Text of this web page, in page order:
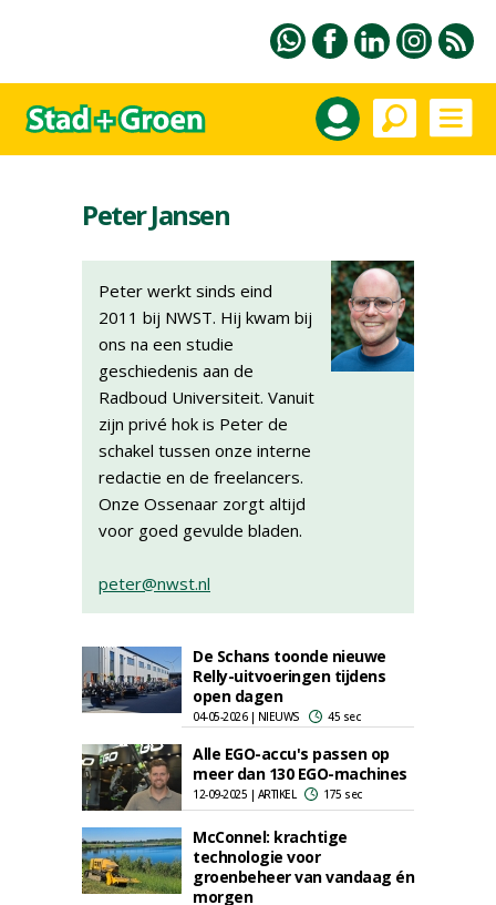
Peter Jansen
Peter werkt sinds eind
2011 bij NWST. Hij kwam bij
ons na een studie
geschiedenis aan de
Radboud Universiteit. Vanuit
zijn privé hok is Peter de
schakel tussen onze interne
redactie en de freelancers.
Onze Ossenaar zorgt altijd
voor goed gevulde bladen.
peter@nwst.nl
De Schans toonde nieuwe
Relly-uitvoeringen tijdens
open dagen
04-05-2026 | NIEUWS 45 sec
Alle EGO-accu's passen op
meer dan 130 EGO-machines
12-09-2025 | ARTIKEL 175 sec
McConnel: krachtige
technologie voor
groenbeheer van vandaag én
morgen